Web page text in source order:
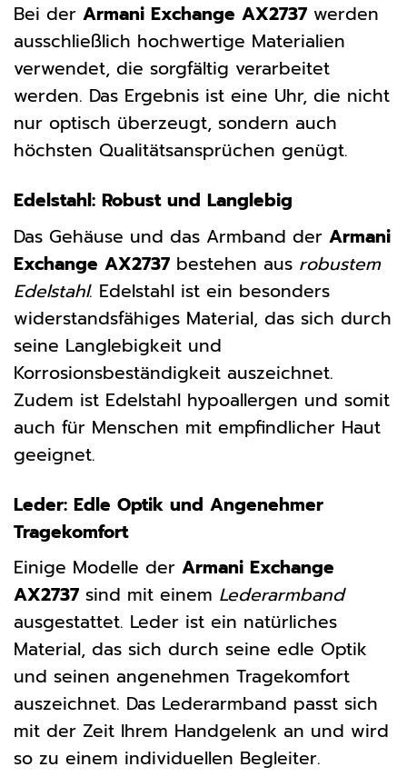
Bei der Armani Exchange AX2737 werden
ausschließlich hochwertige Materialien
verwendet, die sorgfältig verarbeitet
werden. Das Ergebnis ist eine Uhr, die nicht
nur optisch überzeugt, sondern auch
höchsten Qualitätsansprüchen genügt.
Edelstahl: Robust und Langlebig
Das Gehäuse und das Armband der Armani
Exchange AX2737 bestehen aus robustem
Edelstahl. Edelstahl ist ein besonders
widerstandsfähiges Material, das sich durch
seine Langlebigkeit und
Korrosionsbeständigkeit auszeichnet.
Zudem ist Edelstahl hypoallergen und somit
auch für Menschen mit empfindlicher Haut
geeignet.
Leder: Edle Optik und Angenehmer
Tragekomfort
Einige Modelle der Armani Exchange
AX2737 sind mit einem Lederarmband
ausgestattet. Leder ist ein natürliches
Material, das sich durch seine edle Optik
und seinen angenehmen Tragekomfort
auszeichnet. Das Lederarmband passt sich
mit der Zeit Ihrem Handgelenk an und wird
so zu einem individuellen Begleiter.